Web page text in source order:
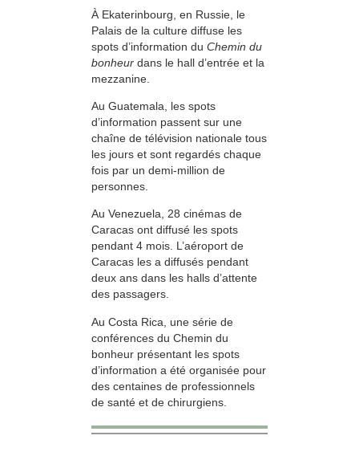
À Ekaterinbourg, en Russie, le
Palais de la culture diffuse les
spots d’information du Chemin du
bonheur dans le hall d’entrée et la
mezzanine.
Au Guatemala, les spots
d’information passent sur une
chaîne de télévision nationale tous
les jours et sont regardés chaque
fois par un demi-million de
personnes.
Au Venezuela, 28 cinémas de
Caracas ont diffusé les spots
pendant 4 mois. L’aéroport de
Caracas les a diffusés pendant
deux ans dans les halls d’attente
des passagers.
Au Costa Rica, une série de
conférences du Chemin du
bonheur présentant les spots
d’information a été organisée pour
des centaines de professionnels
de santé et de chirurgiens.